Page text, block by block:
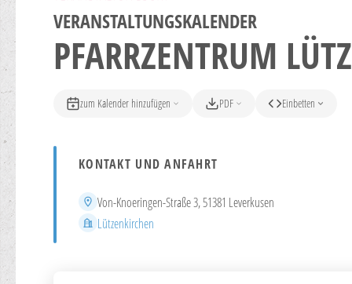
VERANSTALTUNGSKALENDER
PFARRZENTRUM
zum Kalender hinzufügen PDF Einbetten
KONTAKT UND ANFAHRT
Adresse
Von-Knoeringen-Straße 3, 51381 Leverkusen
Stadtteil
Lützenkirchen